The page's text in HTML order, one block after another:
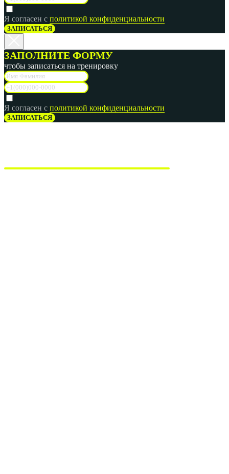
Я согласен с политикой конфиденциальности
ЗАПИСАТЬСЯ
ЗАПОЛНИТЕ ФОРМУ
чтобы записаться на тренировку
Я согласен с политикой конфиденциальности
ЗАПИСАТЬСЯ